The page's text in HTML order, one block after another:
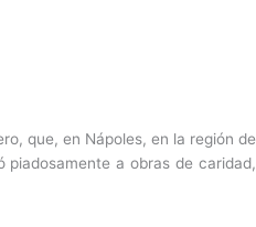
que, en Nápoles, en la región de
piadosamente a obras de caridad,